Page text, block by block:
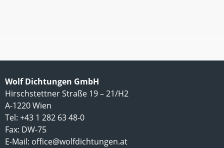
Wolf Dichtungen GmbH
Hirschstettner Straße 19 – 21/H2
A-1220 Wien
Tel: +43 1 282 63 48-0
Fax: DW-75
E-Mail: office@wolfdichtungen.at